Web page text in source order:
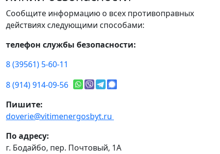
Сообщите информацию о всех противоправных
действиях следующими способами:
телефон службы безопасности:
8 (39561) 5-60-11
8 (914) 914-09-56
Пишите:
doverie@vitimenergosbyt.ru
По адресу:
г. Бодайбо, пер. Почтовый, 1А